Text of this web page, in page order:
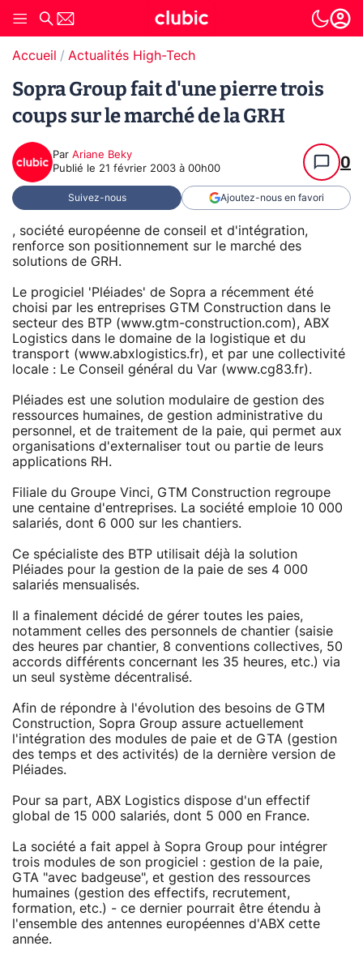
Accueil Actualités High-Tech
Sopra Group fait d'une pierre trois
coups sur le marché de la GRH
Par Ariane Beky
Publié le 21 février 2003 à 00h00 0
Suivez-nous Ajoutez-nous en favori
, société européenne de conseil et d'intégration,
renforce son positionnement sur le marché des
solutions de GRH.
Le progiciel 'Pléiades' de Sopra a récemment été
choisi par les entreprises GTM Construction dans le
secteur des BTP (www.gtm-construction.com), ABX
Logistics dans le domaine de la logistique et du
transport (www.abxlogistics.fr), et par une collectivité
locale : Le Conseil général du Var (www.cg83.fr).
Pléiades est une solution modulaire de gestion des
ressources humaines, de gestion administrative du
personnel, et de traitement de la paie, qui permet aux
organisations d'externaliser tout ou partie de leurs
applications RH.
Filiale du Groupe Vinci, GTM Construction regroupe
une centaine d'entreprises. La société emploie 10 000
salariés, dont 6 000 sur les chantiers.
Ce spécialiste des BTP utilisait déjà la solution
Pléiades pour la gestion de la paie de ses 4 000
salariés mensualisés.
Il a finalement décidé de gérer toutes les paies,
notamment celles des personnels de chantier (saisie
des heures par chantier, 8 conventions collectives, 50
accords différents concernant les 35 heures, etc.) via
un seul système décentralisé.
Afin de répondre à l'évolution des besoins de GTM
Construction, Sopra Group assure actuellement
l'intégration des modules de paie et de GTA (gestion
des temps et des activités) de la dernière version de
Pléiades.
Pour sa part, ABX Logistics dispose d'un effectif
global de 15 000 salariés, dont 5 000 en France.
La société a fait appel à Sopra Group pour intégrer
trois modules de son progiciel : gestion de la paie,
GTA "avec badgeuse", et gestion des ressources
humaines (gestion des effectifs, recrutement,
formation, etc.) - ce dernier pourrait être étendu à
l'ensemble des antennes européennes d'ABX cette
année.